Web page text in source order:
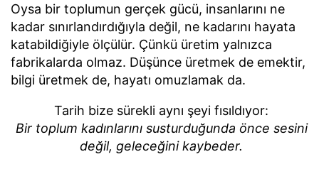
Oysa bir toplumun gerçek gücü, insanlarını ne
kadar sınırlandırdığıyla değil, ne kadarını hayata
katabildiğiyle ölçülür. Çünkü üretim yalnızca
fabrikalarda olmaz. Düşünce üretmek de emektir,
bilgi üretmek de, hayatı omuzlamak da.
Tarih bize sürekli aynı şeyi fısıldıyor:
Bir toplum kadınlarını susturduğunda önce sesini
değil, geleceğini kaybeder.